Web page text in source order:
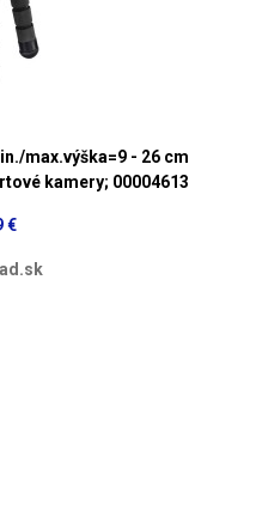
max.výška=9 - 26 cm
kamery; 00004613
€